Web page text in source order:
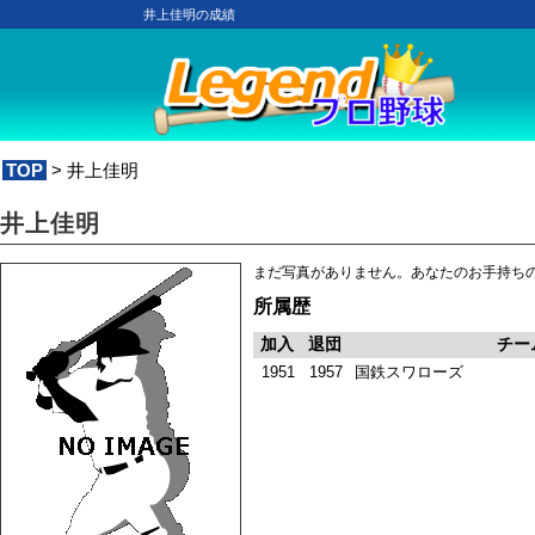
井上佳明の成績
TOP > 井上佳明
井上佳明
まだ写真がありません。あなたのお手持ち
所属歴
加入 退団 チー
1951 1957 国鉄スワローズ